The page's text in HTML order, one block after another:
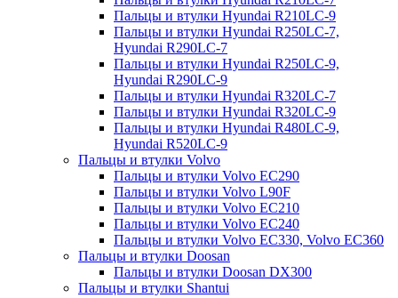
Пальцы и втулки Hyundai R210LC-9
Пальцы и втулки Hyundai R250LC-7,
Hyundai R290LC-7
Пальцы и втулки Hyundai R250LC-9,
Hyundai R290LC-9
Пальцы и втулки Hyundai R320LC-7
Пальцы и втулки Hyundai R320LC-9
Пальцы и втулки Hyundai R480LC-9,
Hyundai R520LC-9
Пальцы и втулки Volvo
Пальцы и втулки Volvo EC290
Пальцы и втулки Volvo L90F
Пальцы и втулки Volvo EC210
Пальцы и втулки Volvo EC240
Пальцы и втулки Volvo EC330, Volvo EC360
Пальцы и втулки Doosan
Пальцы и втулки Doosan DX300
Пальцы и втулки Shantui